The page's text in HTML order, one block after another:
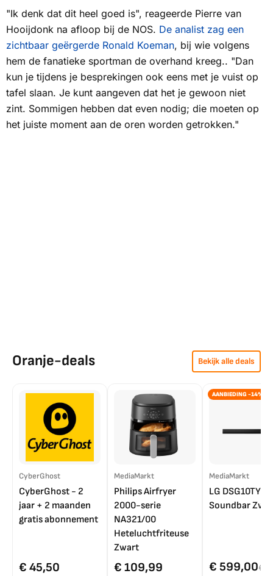
"Ik denk dat dit heel goed is", reageerde Pierre van
Hooijdonk na afloop bij de NOS. De analist zag een
zichtbaar geërgerde Ronald Koeman, bij wie volgens
hem de fanatieke sportman de overhand kreeg.. "Dan
kun je tijdens je besprekingen ook eens met je vuist op
tafel slaan. Je kunt aangeven dat het je gewoon niet
zint. Sommigen hebben dat even nodig; die moeten op
het juiste moment aan de oren worden getrokken."
Oranje-deals Bekijk alle deals
CyberGhost
CyberGhost - 2
jaar + 2 maanden
gratis abonnement
€ 45,50
MediaMarkt
Philips Airfryer
2000-serie
NA321/00
Heteluchtfriteuse
Zwart
€ 109,99
AANBIEDING -14%
MediaMarkt
LG DSG10TY
Soundbar
€ 599,00€